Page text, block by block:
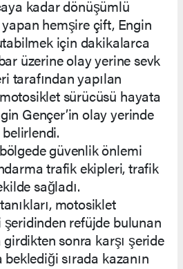
kadar dönüşümlü
hemşire çift, Engin
için dakikalarca
üzerine olay yerine sevk
tarafından yapılan
sürücüsü hayata
Gençer’in olay yerinde
güvenlik önlemi
trafik ekipleri, trafik
sağladı.
motosiklet
refüjde bulunan
sonra karşı şeride
sırada kazanın